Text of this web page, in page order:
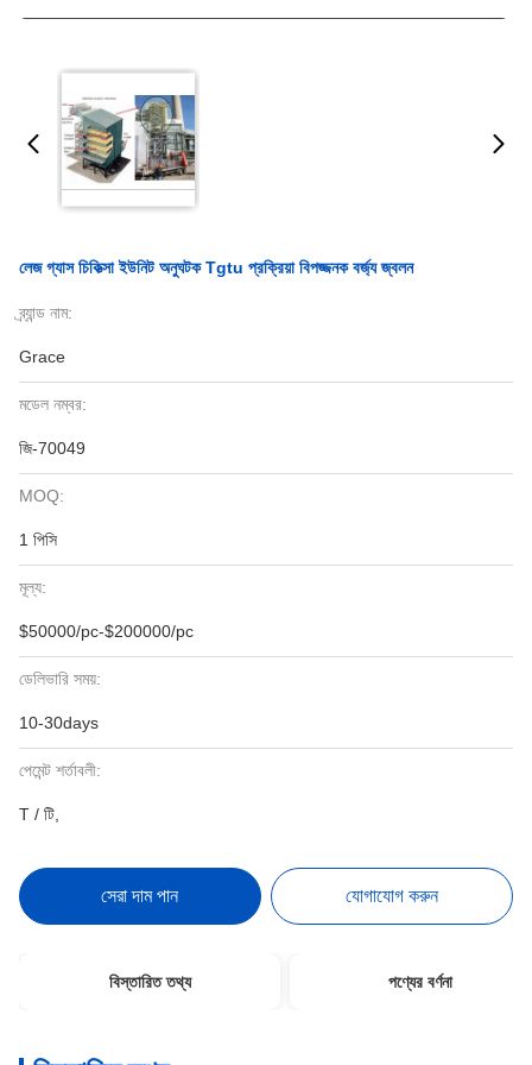
লেজ গ্যাস চিকিত্সা ইউনিট অনুঘটক Tgtu প্রক্রিয়া বিপজ্জনক বর্জ্য জ্বলন
ব্র্যান্ড নাম:
Grace
মডেল নম্বর:
জি-70049
MOQ:
1 পিসি
মূল্য:
$50000/pc-$200000/pc
ডেলিভারি সময়:
10-30days
পেমেন্ট শর্তাবলী:
T / টি,
সেরা দাম পান যোগাযোগ করুন
বিস্তারিত তথ্য পণ্যের বর্ণনা